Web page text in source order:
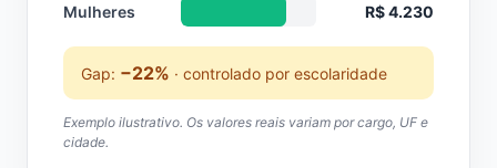
Mulheres R$ 4.230
Gap: −22% · controlado por escolaridade
Exemplo ilustrativo. Os valores reais variam por cargo, UF e
cidade.